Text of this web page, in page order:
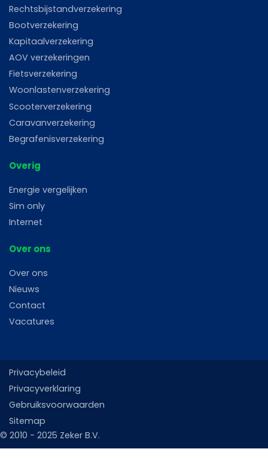
Rechtsbijstandverzekering
Bootverzekering
Kapitaalverzekering
AOV verzekeringen
Fietsverzekering
Woonlastenverzekering
Scooterverzekering
Caravanverzekering
Begrafenisverzekering
Overig
Energie vergelijken
Sim only
Internet
Over ons
Over ons
Nieuws
Contact
Vacatures
Privacybeleid
Privacyverklaring
Gebruiksvoorwaarden
Sitemap